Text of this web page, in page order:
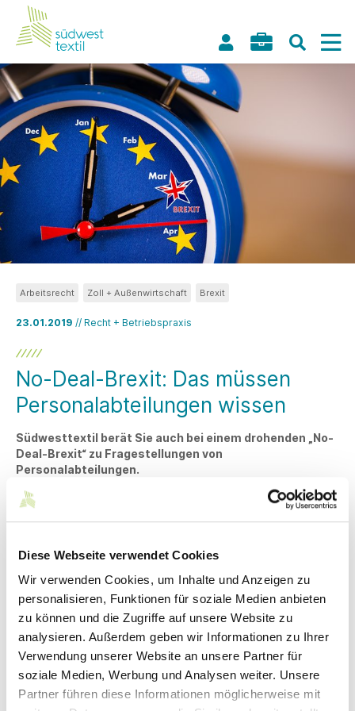
Diese Webseite verwendet Cookies
Wir verwenden Cookies, um Inhalte und Anzeigen zu
personalisieren, Funktionen für soziale Medien anbieten
zu können und die Zugriffe auf unsere Website zu
analysieren. Außerdem geben wir Informationen zu Ihrer
Verwendung unserer Website an unsere Partner für
soziale Medien, Werbung und Analysen weiter. Unsere
Partner führen diese Informationen möglicherweise mit
23.01.2019 // Recht + Betriebspraxis
Arbeitsrecht Zoll + Außenwirtschaft Brexit
No-Deal-Brexit: Das müssen
Personalabteilungen wissen
Südwesttextil berät Sie auch bei einem drohenden „No-
Deal-Brexit“ zu Fragestellungen von
Personalabteilungen.
Kein Tag ohne Nachrichten aus London, kein Tag ohne
Sorge vor einem Brexit ohne Abkommen: Am 29.03.2019 um
Wochen herausstellen, dass Großbritannien tatsächlich die
EU „auf die harte Tour“ verlässt („No-Deal-Brexit“), ergeben
sich quasi über Nacht massive Konsequenzen auch für die
Wirtschaft.
Gemeinsam mit unseren Partnerverbänden haben wir
Antworten auf die wichtigsten Fragestellungen von
Personalabteilungen zusammengestellt. Angesichts der sich
täglich ändernden Nachrichtenlage können wir zwar keine
„Checkliste“ versenden, dies würde möglicherweise zu